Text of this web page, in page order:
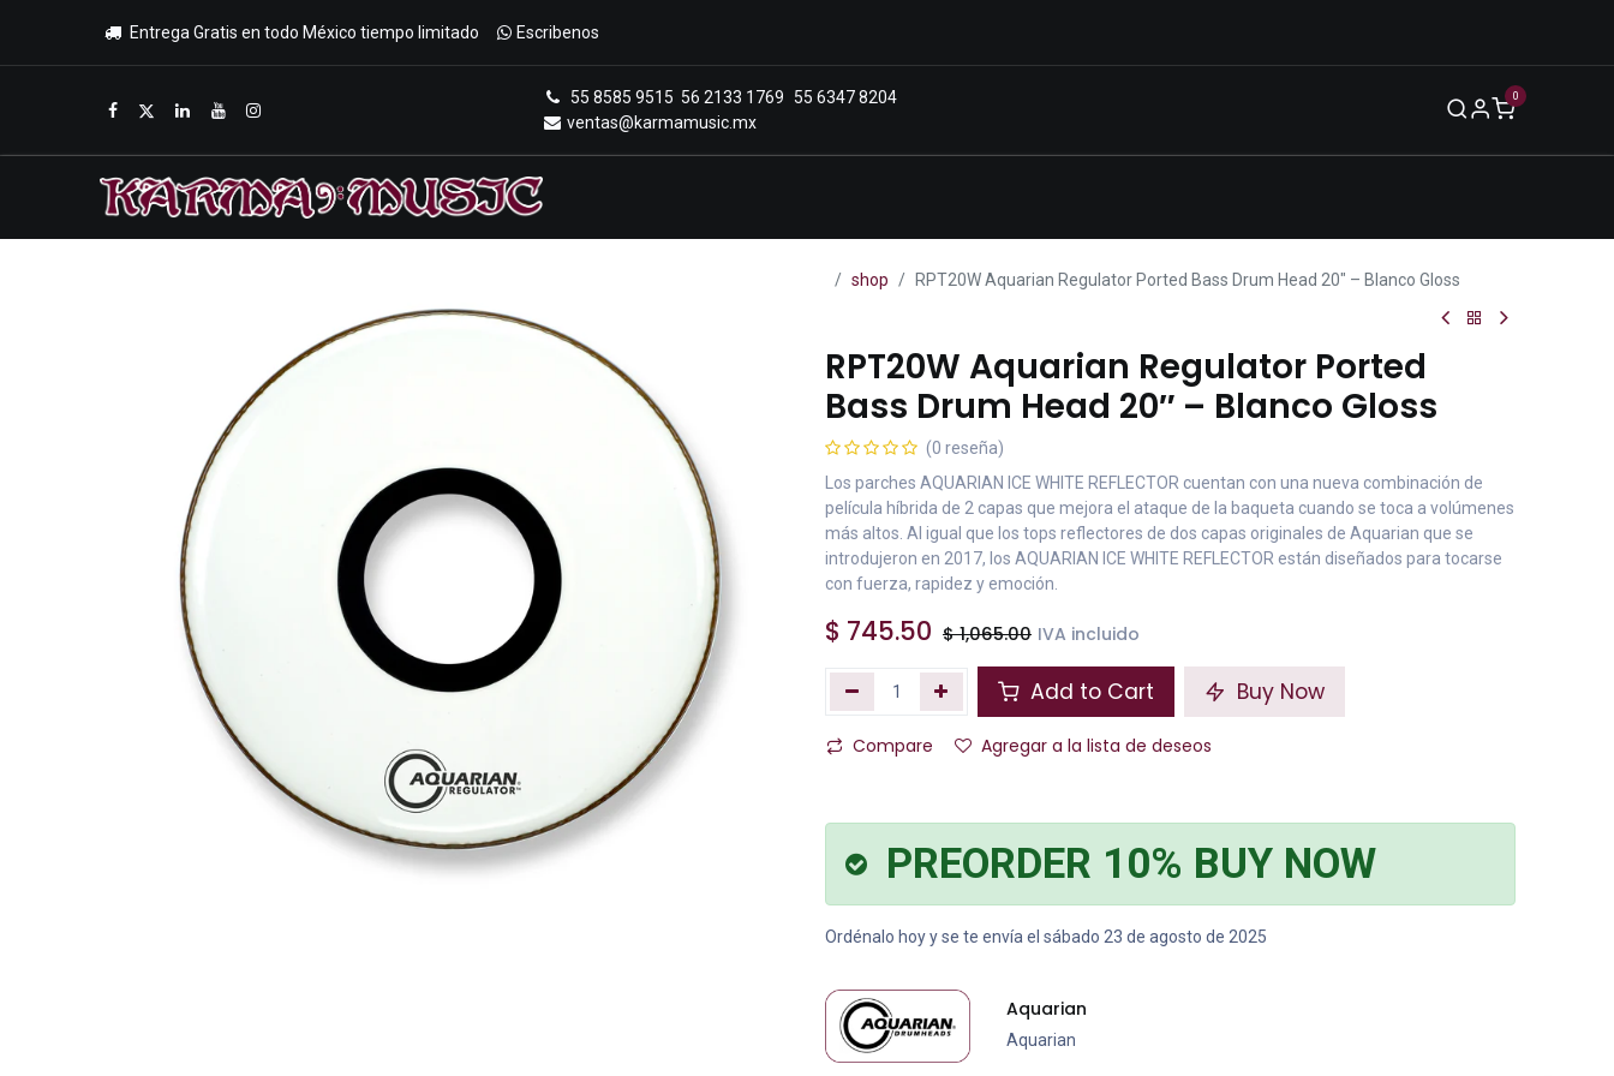
Entrega Gratis en todo México tiempo limitado Escribenos
55 8585 9515 56 2133 1769
55 6347 8204
ventas@karmamusic.mx
0
Inicio Tienda Promociones
shop RPT20W Aquarian Regulator Ported Bass Drum Head 20″ – Blanco Gloss
RPT20W Aquarian Regulator Ported
Bass Drum Head 20″ – Blanco Gloss
(0 reseña)
Los parches AQUARIAN ICE WHITE REFLECTOR cuentan con una nueva combinación de
película híbrida de 2 capas que mejora el ataque de la baqueta cuando se toca a volúmenes
más altos. Al igual que los tops reflectores de dos capas originales de Aquarian que se
introdujeron en 2017, los AQUARIAN ICE WHITE REFLECTOR están diseñados para tocarse
con fuerza, rapidez y emoción.
$ 745.50 $1,065.00 IVA incluido
Add to Cart Buy Now
Compare Agregar a la lista de deseos
PREORDER 10% BUY NOW
Ordénalo hoy y se te envía el sábado 23 de agosto de 2025
Aquarian
Aquarian